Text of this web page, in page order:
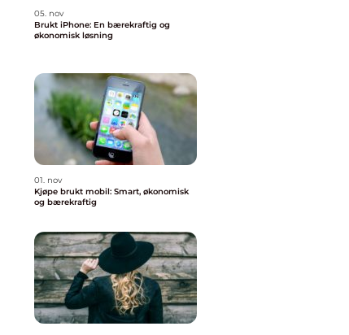
05. nov
Brukt iPhone: En bærekraftig og
økonomisk løsning
01. nov
Kjøpe brukt mobil: Smart, økonomisk
og bærekraftig